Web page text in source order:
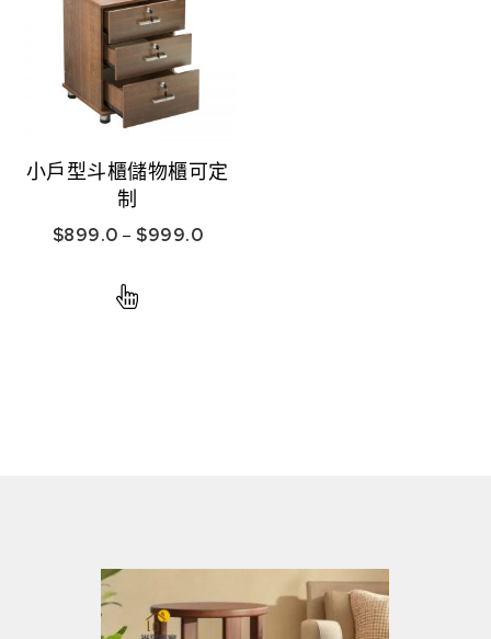
小戶型斗櫃儲物櫃可定
制
$899.0 – $999.0